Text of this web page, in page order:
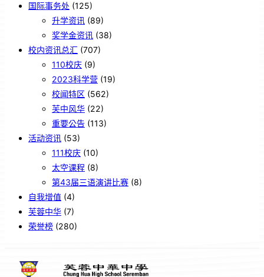
国际事务处 (125)
升学资讯 (89)
奖学金资讯 (38)
校内资讯总汇 (707)
110校庆 (9)
2023科学营 (19)
校闻特区 (562)
芙中风华 (22)
重要公告 (113)
活动资讯 (53)
111校庆 (10)
太空课程 (8)
第43届三语演讲比赛 (8)
自我增值 (4)
芙蓉中华 (7)
荣誉榜 (280)